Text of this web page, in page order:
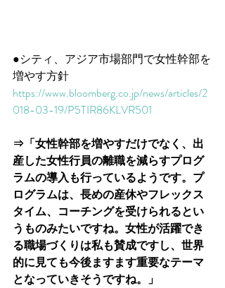
●シティ、アジア市場部門で女性幹部を
増やす方針
https://www.bloomberg.co.jp/news/articles/2
018-03-19/P5TIR86KLVR501
⇒「女性幹部を増やすだけでなく、出
産した女性行員の離職を減らすプログ
ラムの導入も行っているようです。プ
ログラムは、長めの産休やフレックス
タイム、コーチングを受けられるとい
うものみたいですね。女性が活躍でき
る職場づくりは私も賛成ですし、世界
的に見ても今後ますます重要なテーマ
となっていきそうですね。」